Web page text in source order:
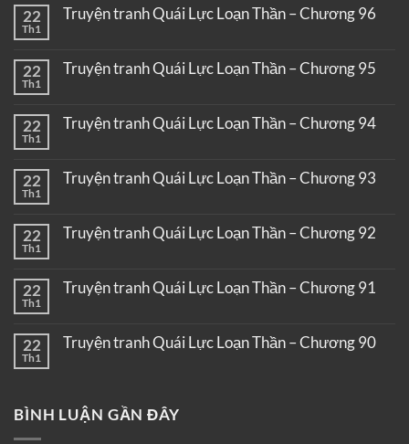
22
Th1
Truyện tranh Quái Lực Loạn Thần – Chương 96
22
Th1
Truyện tranh Quái Lực Loạn Thần – Chương 95
22
Th1
Truyện tranh Quái Lực Loạn Thần – Chương 94
22
Th1
Truyện tranh Quái Lực Loạn Thần – Chương 93
22
Th1
Truyện tranh Quái Lực Loạn Thần – Chương 92
22
Th1
Truyện tranh Quái Lực Loạn Thần – Chương 91
22
Th1
Truyện tranh Quái Lực Loạn Thần – Chương 90
BÌNH LUẬN GẦN ĐÂY